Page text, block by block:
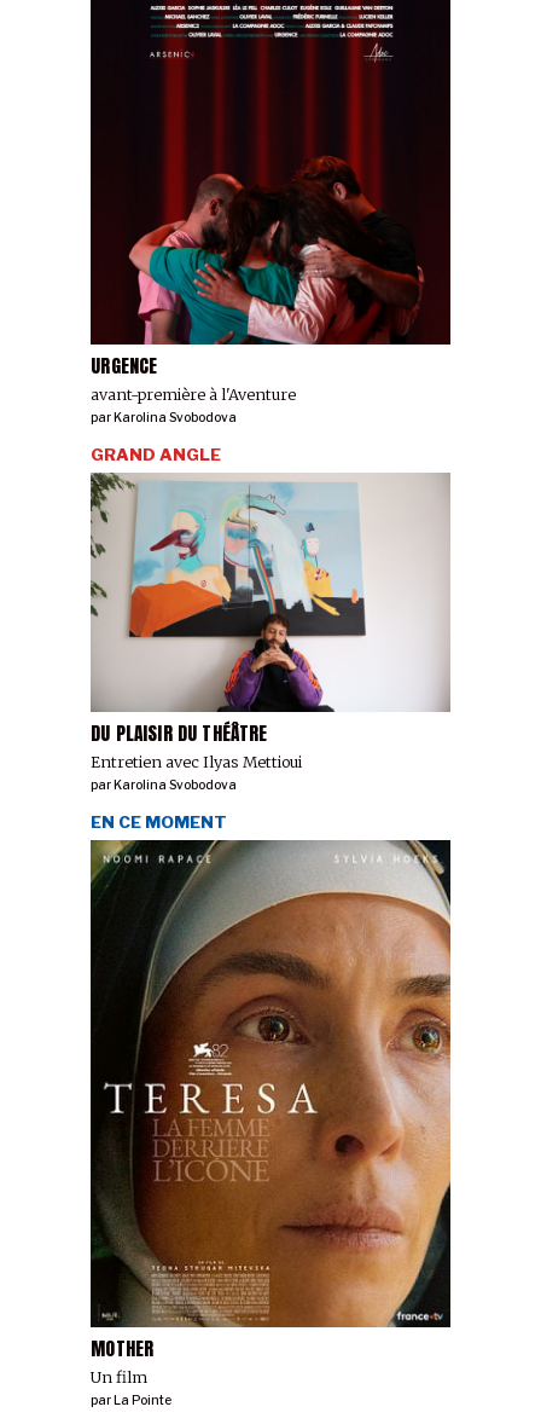
URGENCE
avant-première à l'Aventure
parKarolina Svobodova
DU PLAISIR DU THÉÂTRE
Entretien avec Ilyas Mettioui
GRAND ANGLE
parKarolina Svobodova
MOTHER
Un film
EN CE MOMENT
parLa Pointe